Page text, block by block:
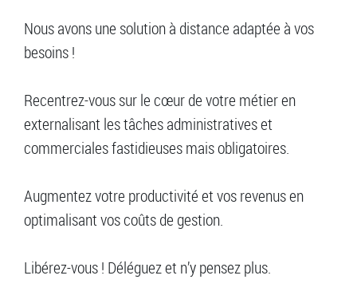
Nous avons une solution à distance adaptée à vos
besoins !
Recentrez-vous sur le cœur de votre métier en
externalisant les tâches administratives et
commerciales fastidieuses mais obligatoires.
Augmentez votre productivité et vos revenus en
optimalisant vos coûts de gestion.
Libérez-vous ! Déléguez et n’y pensez plus.